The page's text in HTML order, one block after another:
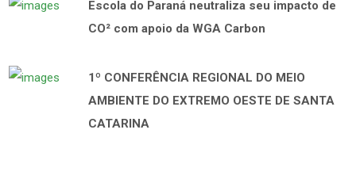
Escola do Paraná neutraliza seu impacto de
CO² com apoio da WGA Carbon
1º CONFERÊNCIA REGIONAL DO MEIO
AMBIENTE DO EXTREMO OESTE DE SANTA
CATARINA